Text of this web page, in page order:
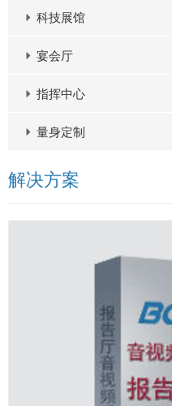
科技展馆
宴会厅
指挥中心
量身定制
解决方案